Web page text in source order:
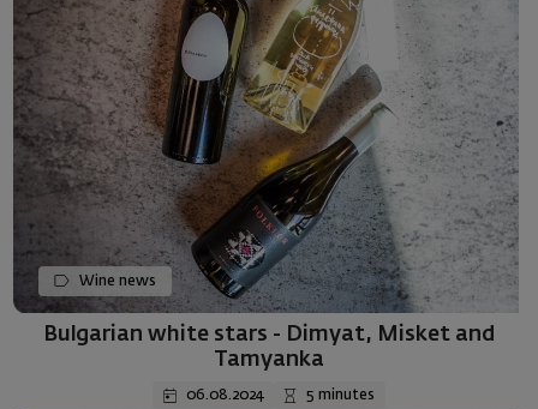
Wine news
Bulgarian white stars - Dimyat, Misket and
Tamyanka
06.08.2024 5 minutes